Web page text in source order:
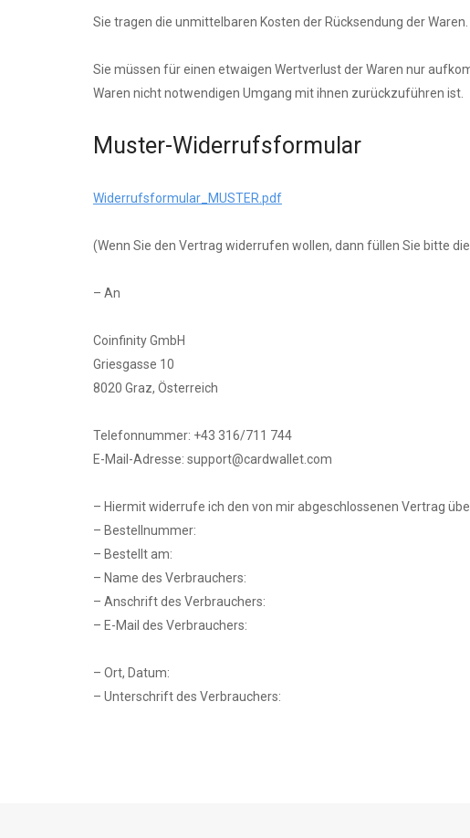
Sie tragen die unmittelbaren Kosten der Rücksendung der Waren.
Sie müssen für einen etwaigen Wertverlust der Waren nur
Waren nicht notwendigen Umgang mit ihnen zurückzuführen ist.
Muster-Widerrufsformular
Widerrufsformular_MUSTER.pdf
(Wenn Sie den Vertrag widerrufen wollen, dann füllen Sie bitte
– An
Coinfinity GmbH
Griesgasse 10
8020 Graz, Österreich
Telefonnummer: +43 316/711 744
E-Mail-Adresse: support@cardwallet.com
– Hiermit widerrufe ich den von mir abgeschlossenen Vertrag
– Bestellnummer:
– Bestellt am:
– Name des Verbrauchers:
– Anschrift des Verbrauchers:
– E-Mail des Verbrauchers:
– Ort, Datum:
– Unterschrift des Verbrauchers: